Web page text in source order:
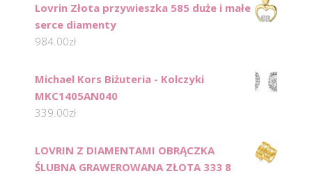
Lovrin Złota przywieszka 585 duże i małe
serce diamenty
984.00zł
Michael Kors Biżuteria - Kolczyki
MKC1405AN040
339.00zł
LOVRIN Z DIAMENTAMI OBRĄCZKA
ŚLUBNA GRAWEROWANA ZŁOTA 333 8